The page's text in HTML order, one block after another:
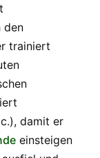
den
trainiert
damit er
einsteigen